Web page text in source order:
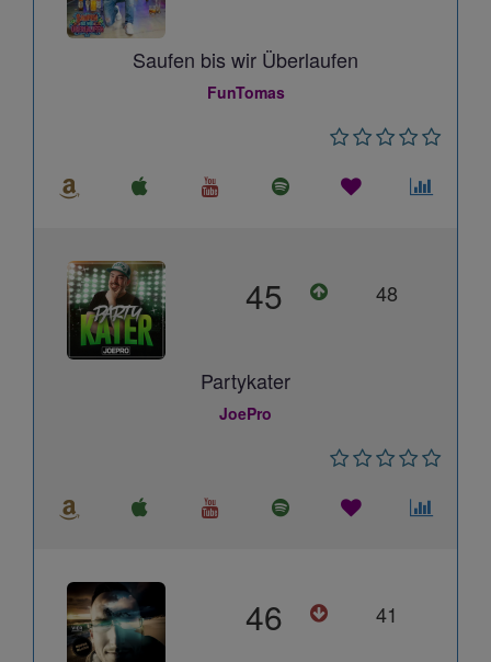
Saufen bis wir Überlaufen
FunTomas
45 48
Partykater
JoePro
46 41